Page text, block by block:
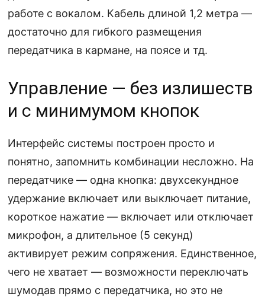
работе с вокалом. Кабель длиной 1,2 метра —
достаточно для гибкого размещения
передатчика в кармане, на поясе и тд.
Управление — без излишеств
и с минимумом кнопок
Интерфейс системы построен просто и
понятно, запомнить комбинации несложно. На
передатчике — одна кнопка: двухсекундное
удержание включает или выключает питание,
короткое нажатие — включает или отключает
микрофон, а длительное (5 секунд)
активирует режим сопряжения. Единственное,
чего не хватает — возможности переключать
шумодав прямо с передатчика, но это не